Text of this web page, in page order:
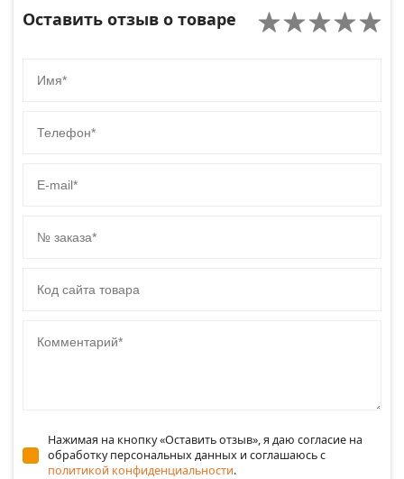
Оставить отзыв о товаре
Нажимая на кнопку «Оставить отзыв», я даю согласие на
обработку персональных данных и соглашаюсь c
политикой конфиденциальности.